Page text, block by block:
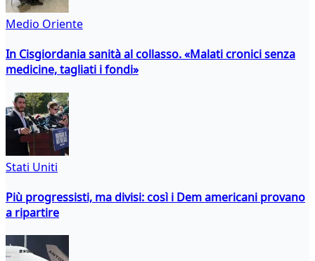
Medio Oriente
In Cisgiordania sanità al collasso. «Malati cronici senza
medicine, tagliati i fondi»
Stati Uniti
Più progressisti, ma divisi: così i Dem americani provano
a ripartire